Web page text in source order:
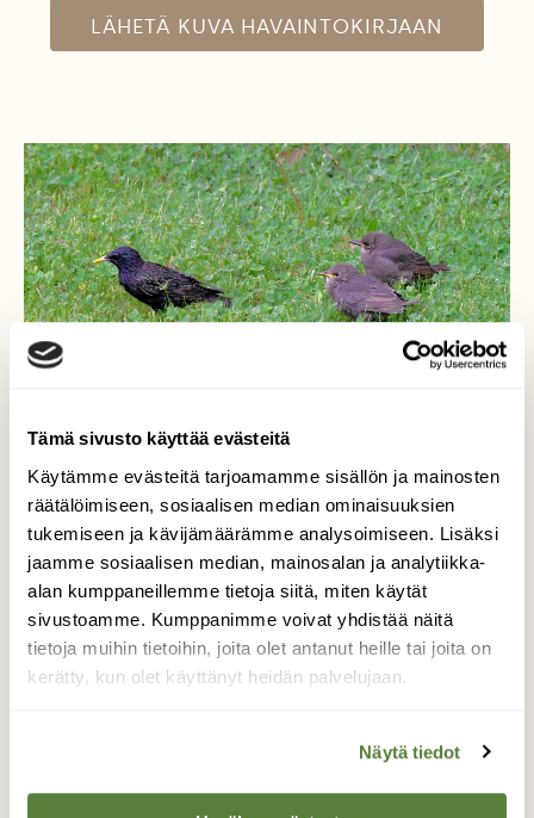
Tämä sivusto käyttää evästeitä
Käytämme evästeitä tarjoamamme sisällön ja mainosten
räätälöimiseen, sosiaalisen median ominaisuuksien
tukemiseen ja kävijämäärämme analysoimiseen. Lisäksi
jaamme sosiaalisen median, mainosalan ja analytiikka-
alan kumppaneillemme tietoja siitä, miten käytät
sivustoamme. Kumppanimme voivat yhdistää näitä
tietoja muihin tietoihin, joita olet antanut heille tai joita on
kerätty, kun olet käyttänyt heidän palvelujaan.
Näytä tiedot
LÄHETÄ KUVA HAVAINTOKIRJAAN
Kottaraisia
Emo etsii poikasille ruokaa.
Valokuvaaja: Reijo Juurinen, Töölönlahti Toukokuu
TAKAISIN LISTAAN